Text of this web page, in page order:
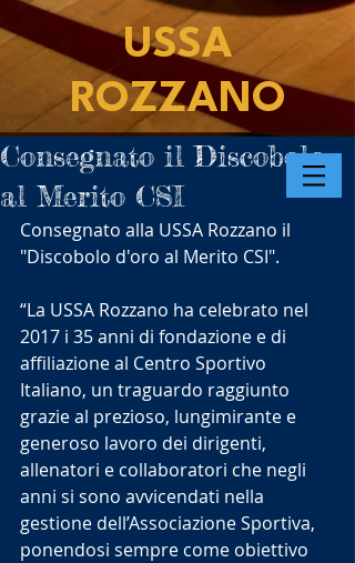
USSA
ROZZANO
Consegnato il Discobolo
al Merito CSI
Consegnato alla USSA Rozzano il
"Discobolo d'oro al Merito CSI".
“La USSA Rozzano ha celebrato nel
2017 i 35 anni di fondazione e di
affiliazione al Centro Sportivo
Italiano, un traguardo raggiunto
grazie al prezioso, lungimirante e
generoso lavoro dei dirigenti,
allenatori e collaboratori che negli
anni si sono avvicendati nella
gestione dell’Associazione Sportiva,
ponendosi sempre come obiettivo